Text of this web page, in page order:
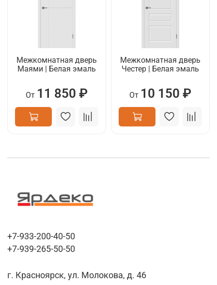
Межкомнатная дверь
Маями | Белая эмаль
От 11 850 ₽
Межкомнатная дверь
Честер | Белая эмаль
От 10 150 ₽
+7-933-200-40-50
+7-939-265-50-50
г. Красноярск, ул. Молокова, д. 46